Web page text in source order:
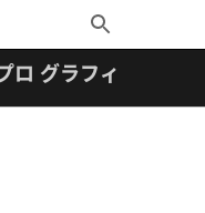
Toggle
Search
ロ グラフィックス